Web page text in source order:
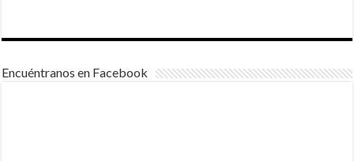
Encuéntranos en Facebook